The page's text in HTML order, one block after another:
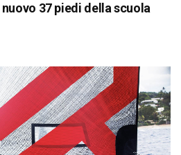
37 piedi della scuola